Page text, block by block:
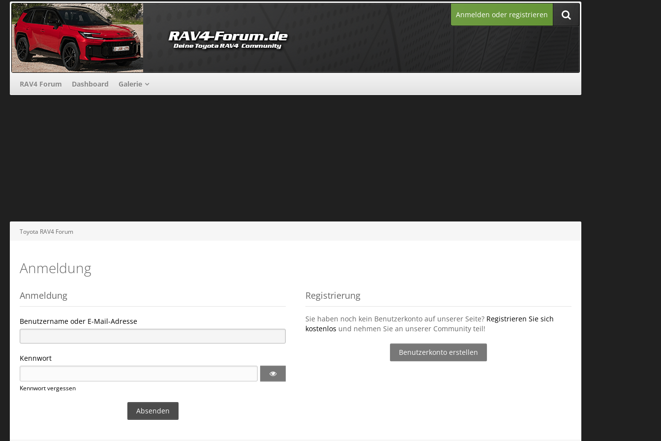
Anmelden oder registrieren
RAV4 Forum Dashboard Galerie
Toyota RAV4 Forum
Anmeldung
Anmeldung
Benutzername oder E-Mail-Adresse
Kennwort
Kennwort vergessen
Registrierung
Sie haben noch kein Benutzerkonto auf unserer Seite? Registrieren Sie sich
kostenlos und nehmen Sie an unserer Community teil!
Benutzerkonto erstellen